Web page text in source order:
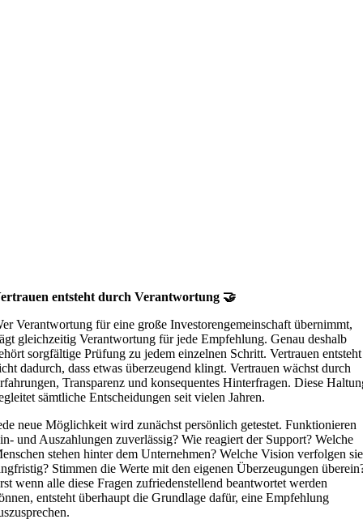
entsteht durch Verantwortung 🤝
Verantwortung für eine große Investorengemeinschaft übernimmt,
gleichzeitig Verantwortung für jede Empfehlung. Genau deshalb
sorgfältige Prüfung zu jedem einzelnen Schritt. Vertrauen entsteht
dadurch, dass etwas überzeugend klingt. Vertrauen wächst durch
Transparenz und konsequentes Hinterfragen. Diese
sämtliche Entscheidungen seit vielen Jahren.
neue Möglichkeit wird zunächst persönlich getestet. Funktionieren
und Auszahlungen zuverlässig? Wie reagiert der Support? Welche
stehen hinter dem Unternehmen? Welche Vision verfolgen sie
Stimmen die Werte mit den eigenen Überzeugungen
wenn alle diese Fragen zufriedenstellend beantwortet werden
entsteht überhaupt die Grundlage dafür, eine Empfehlung